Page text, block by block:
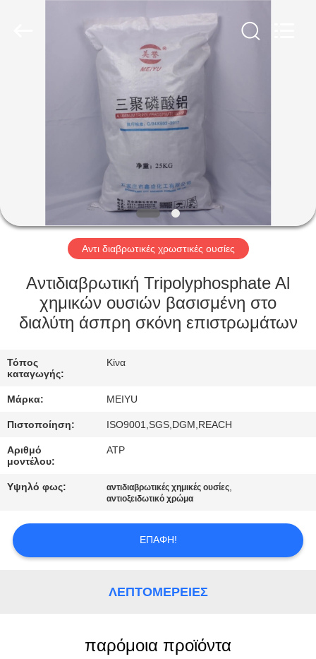
ΣΧΕΤΙΚΆ
ΜΕ
ΕΠΙΣΚΕΨΉ
ΕΡΓΟΣΤΑΣΊΟΥ
ΈΛΕΓΧΟΣ
ΠΟΙΌΤΗΤΑΣ
ΕΠΙΚΟΙΝΩΝΉΣΤΕ
ΜΑΖΊ
ΜΑΣ
ΖΗΤΉΣΤΕ
ΜΙΑ
Αντι διαβρωτικές χρωστικές ουσίες
Αντιδιαβρωτική Tripolyphosphate Al
χημικών ουσιών βασισμένη στο
διαλύτη άσπρη σκόνη επιστρωμάτων
Τόπος
καταγωγής:
Κίνα
Μάρκα: MEIYU
Πιστοποίηση: ISO9001,SGS,DGM,REACH
Αριθμό
μοντέλου:
ATP
Υψηλό φως: αντιδιαβρωτικές χημικές ουσίες,
αντιοξειδωτικό χρώμα
ΕΠΑΦΉ!
ΛΕΠΤΟΜΈΡΕΙΕΣ
παρόμοια προϊόντα